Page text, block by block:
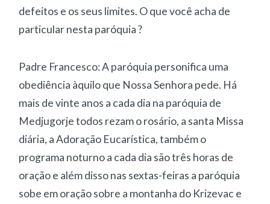
defeitos e os seus limites. O que você acha de
particular nesta paróquia ?
Padre Francesco: A paróquia personifica uma
obediência àquilo que Nossa Senhora pede. Há
mais de vinte anos a cada dia na paróquia de
Medjugorje todos rezam o rosário, a santa Missa
diária, a Adoração Eucarística, também o
programa noturno a cada dia são três horas de
oração e além disso nas sextas-feiras a paróquia
sobe em oração sobre a montanha do Krizevac e